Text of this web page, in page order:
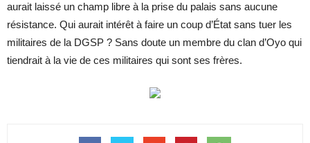
aurait laissé un champ libre à la prise du palais sans aucune
résistance. Qui aurait intérêt à faire un coup d’État sans tuer les
militaires de la DGSP ? Sans doute un membre du clan d’Oyo qui
tiendrait à la vie de ces militaires qui sont ses frères.